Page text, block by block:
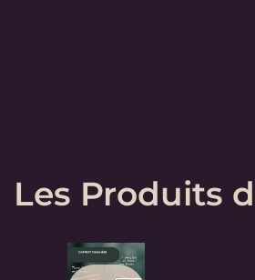
Les Produits